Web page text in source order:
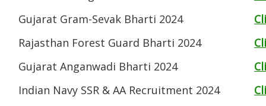
Gujarat Gram-Sevak Bharti 2024
Rajasthan Forest Guard Bharti 2024
Gujarat Anganwadi Bharti 2024
Indian Navy SSR & AA Recruitment 2024